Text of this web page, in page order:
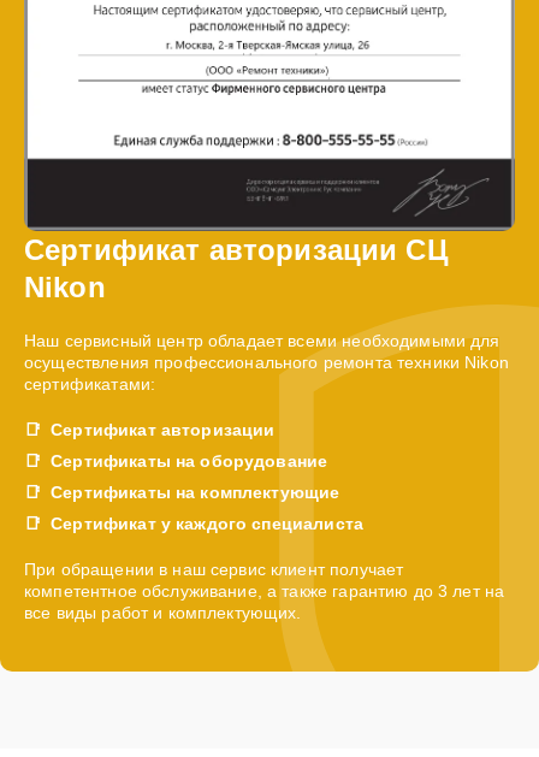
Сертификат авторизации СЦ
Nikon
Наш сервисный центр обладает всеми необходимыми для
осуществления профессионального ремонта техники Nikon
сертификатами:
Сертификат авторизации
Сертификаты на оборудование
Сертификаты на комплектующие
Сертификат у каждого специалиста
При обращении в наш сервис клиент получает
компетентное обслуживание, а также гарантию до 3 лет на
все виды работ и комплектующих.